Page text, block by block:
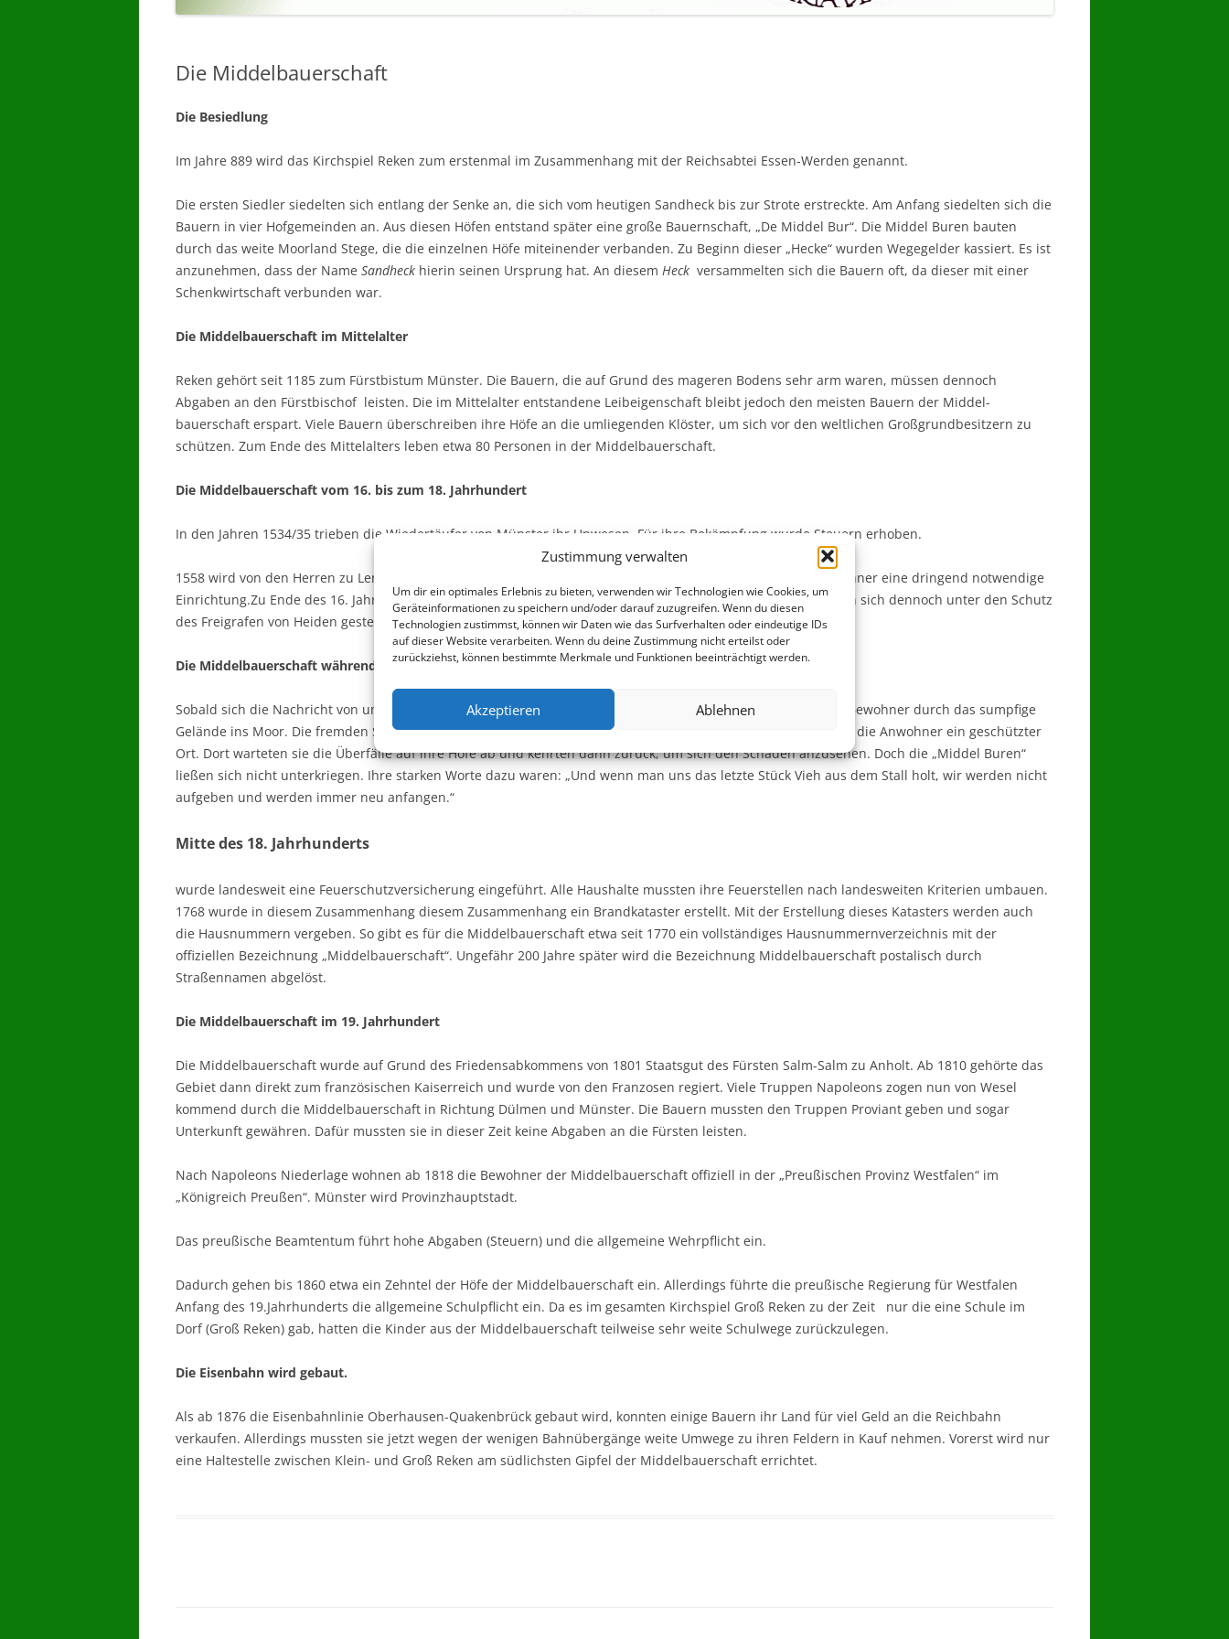
Zustimmung verwalten
Um dir ein optimales Erlebnis zu bieten, verwenden wir Technologien wie Cookies, um
Geräteinformationen zu speichern und/oder darauf zuzugreifen. Wenn du diesen
Technologien zustimmst, können wir Daten wie das Surfverhalten oder eindeutige IDs
auf dieser Website verarbeiten. Wenn du deine Zustimmung nicht erteilst oder
zurückziehst, können bestimmte Merkmale und Funktionen beeinträchtigt werden.
Akzeptieren Ablehnen
Die Middelbauerschaft
Die Besiedlung
Im Jahre 889 wird das Kirchspiel Reken zum erstenmal im Zusammenhang mit der Reichsabtei Essen-Werden genannt.
Die ersten Siedler siedelten sich entlang der Senke an, die sich vom heutigen Sandheck bis zur Strote erstreckte. Am Anfang siedelten sich die
Bauern in vier Hofgemeinden an. Aus diesen Höfen entstand später eine große Bauernschaft, „De Middel Bur“. Die Middel Buren bauten
durch das weite Moorland Stege, die die einzelnen Höfe miteinender verbanden. Zu Beginn dieser „Hecke“ wurden Wegegelder kassiert. Es ist
anzunehmen, dass der Name Sandheck hierin seinen Ursprung hat. An diesem Heck versammelten sich die Bauern oft, da dieser mit einer
Schenkwirtschaft verbunden war.
Die Middelbauerschaft im Mittelalter
Reken gehört seit 1185 zum Fürstbistum Münster. Die Bauern, die auf Grund des mageren Bodens sehr arm waren, müssen dennoch
Abgaben an den Fürstbischof leisten. Die im Mittelalter entstandene Leibeigenschaft bleibt jedoch den meisten Bauern der Middel­
bauerschaft erspart. Viele Bauern überschreiben ihre Höfe an die umliegenden Klöster, um sich vor den weltlichen Großgrundbesitzern zu
schützen. Zum Ende des Mittelalters leben etwa 80 Personen in der Middelbauerschaft.
Die Middelbauerschaft vom 16. bis zum 18. Jahrhundert
In den Jahren 1534/35 trieben die Wiedertäufer von Münster ihr Unwesen. Für ihre Bekämpfung wurde Steuern erhoben.
1558 wird von den Herren zu Lembeck die Wassermühle im Brock,
, erbaut. Sie ist für die Bewohner eine dringend notwendige
Einrichtung.Zu Ende des 16. Jahrhunderts sind ca. 1/3 der Bauern im Kirchspiel Reken Freibauern. Viele haben sich dennoch unter den Schutz
des Freigrafen von Heiden gestellt, um nicht den machtgierigen Fürsten ausgeliefert zu sein.
Die Middelbauerschaft während des 30-jährigen Krieges
Sobald sich die Nachricht von umherstreifenden Kriegstruppen in der Nachbarschaft verbreitete, flohen alle Bewohner durch das sumpfige
Gelände ins Moor. Die fremden Soldaten kannten die wenigen sichern Plätze im Moor nicht, und so war es für die Anwohner ein geschützter
Ort. Dort warteten sie die Überfälle auf ihre Höfe ab und kehrten dann zurück, um sich den Schaden anzusehen. Doch die „Middel Buren“
ließen sich nicht unterkriegen. Ihre starken Worte dazu waren: „Und wenn man uns das letzte Stück Vieh aus dem Stall holt, wir werden nicht
aufgeben und werden immer neu anfangen.“
Mitte des 18. Jahrhunderts
wurde landesweit eine Feuerschutzversicherung eingeführt. Alle Haushalte mussten ihre Feuerstellen nach landesweiten Kriterien umbauen.
1768 wurde in diesem Zusammenhang diesem Zusammenhang ein Brandkataster erstellt. Mit der Erstellung dieses Katasters werden auch
die Hausnummern vergeben. So gibt es für die Middelbauerschaft etwa seit 1770 ein vollständiges Haus­num­mern­verzeichnis mit der
offiziellen Bezeichnung „Middel­bauerschaft“. Ungefähr 200 Jahre später wird die Bezeichnung Middelbauerschaft postalisch durch
Straßennamen abgelöst.
Die Middelbauerschaft im 19. Jahrhundert
Die Middelbauerschaft wurde auf Grund des Friedensabkommens von 1801 Staatsgut des Fürsten Salm-Salm zu Anholt. Ab 1810 gehörte das
Gebiet dann direkt zum französischen Kaiserreich und wurde von den Franzosen regiert. Viele Truppen Napoleons zogen nun von Wesel
kommend durch die Middelbauerschaft in Richtung Dülmen und Münster. Die Bauern mussten den Truppen Proviant geben und sogar
Unterkunft gewähren. Dafür mussten sie in dieser Zeit keine Abgaben an die Fürsten leisten.
Nach Napoleons Niederlage wohnen ab 1818 die Bewohner der Middelbauerschaft offiziell in der „Preußischen Provinz Westfalen“ im
„Königreich Preußen“. Münster wird Provinzhauptstadt.
Das preußische Beamtentum führt hohe Abgaben (Steuern) und die allgemeine Wehrpflicht ein.
Dadurch gehen bis 1860 etwa ein Zehntel der Höfe der Middelbauerschaft ein. Allerdings führte die preußische Regierung für Westfalen
Anfang des 19.Jahrhunderts die allgemeine Schulpflicht ein. Da es im gesamten Kirchspiel Groß Reken zu der Zeit nur die eine Schule im
Dorf (Groß Reken) gab, hatten die Kinder aus der Middelbauerschaft teilweise sehr weite Schulwege zurückzulegen.
Die Eisenbahn wird gebaut.
Als ab 1876 die Eisenbahnlinie Oberhausen-Quakenbrück gebaut wird, konnten einige Bauern ihr Land für viel Geld an die Reichbahn
verkaufen. Allerdings mussten sie jetzt wegen der wenigen Bahnübergänge weite Umwege zu ihren Feldern in Kauf nehmen. Vorerst wird nur
eine Haltestelle zwischen Klein- und Groß Reken am südlichsten Gipfel der Middelbauerschaft errichtet.